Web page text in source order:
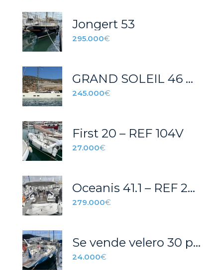
Jongert 53
295.000€
GRAND SOLEIL 46 B&C ANGEL II
245.000€
First 20 – REF 104V
27.000€
Oceanis 41.1 – REF 207C
279.000€
Se vende velero 30 pies
24.000€